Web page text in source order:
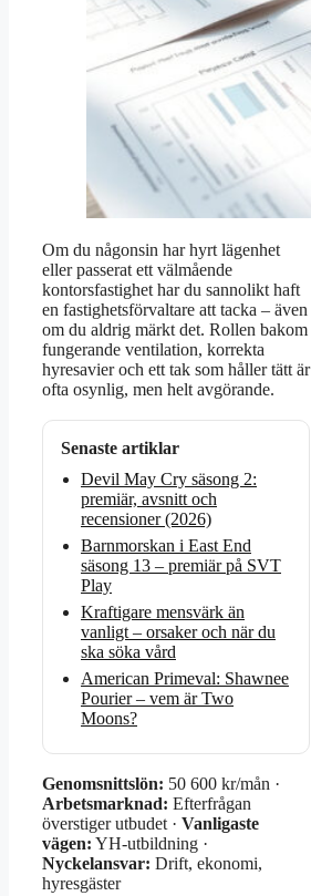
Om du någonsin har hyrt lägenhet
eller passerat ett välmående
kontorsfastighet har du sannolikt haft
en fastighetsförvaltare att tacka – även
om du aldrig märkt det. Rollen bakom
fungerande ventilation, korrekta
hyresavier och ett tak som håller tätt är
ofta osynlig, men helt avgörande.
Senaste artiklar
Devil May Cry säsong 2:
premiär, avsnitt och
recensioner (2026)
Barnmorskan i East End
säsong 13 – premiär på SVT
Play
Kraftigare mensvärk än
vanligt – orsaker och när du
ska söka vård
American Primeval: Shawnee
Pourier – vem är Two
Moons?
Genomsnittslön: 50 600 kr/mån ·
Arbetsmarknad: Efterfrågan
överstiger utbudet · Vanligaste
vägen: YH-utbildning ·
Nyckelansvar: Drift, ekonomi,
hyresgäster